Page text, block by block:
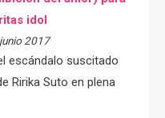
idol
2017
escándalo suscitado
Ririka Suto en plena